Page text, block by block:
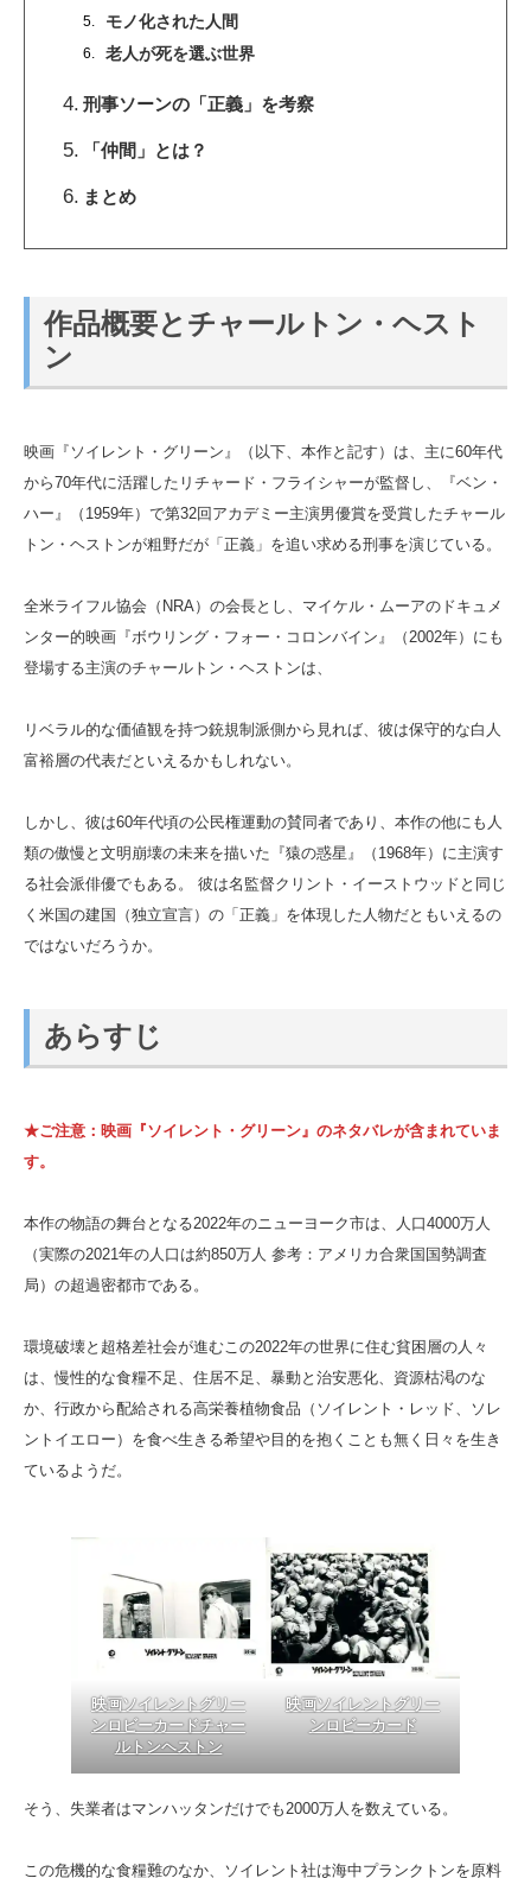
モノ化された人間
老人が死を選ぶ世界
刑事ソーンの「正義」を考察
「仲間」とは？
まとめ
作品概要とチャールトン・ヘスト
ン
映画『ソイレント・グリーン』（以下、本作と記す）は、主に60年代
から70年代に活躍したリチャード・フライシャーが監督し、『ベン・
ハー』（1959年）で第32回アカデミー主演男優賞を受賞したチャール
トン・ヘストンが粗野だが「正義」を追い求める刑事を演じている。
全米ライフル協会（NRA）の会長とし、マイケル・ムーアのドキュメ
ンター的映画『ボウリング・フォー・コロンバイン』（2002年）にも
登場する主演のチャールトン・ヘストンは、
リベラル的な価値観を持つ銃規制派側から見れば、彼は保守的な白人
富裕層の代表だといえるかもしれない。
しかし、彼は60年代頃の公民権運動の賛同者であり、本作の他にも人
類の傲慢と文明崩壊の未来を描いた『猿の惑星』（1968年）に主演す
る社会派俳優でもある。 彼は名監督クリント・イーストウッドと同じ
く米国の建国（独立宣言）の「正義」を体現した人物だともいえるの
ではないだろうか。
あらすじ
★ご注意：映画『ソイレント・グリーン』のネタバレが含まれていま
す。
本作の物語の舞台となる2022年のニューヨーク市は、人口4000万人
（実際の2021年の人口は約850万人 参考：アメリカ合衆国国勢調査
局）の超過密都市である。
環境破壊と超格差社会が進むこの2022年の世界に住む貧困層の人々
は、慢性的な食糧不足、住居不足、暴動と治安悪化、資源枯渇のな
か、行政から配給される高栄養植物食品（ソイレント・レッド、ソレ
ントイエロー）を食べ生きる希望や目的を抱くことも無く日々を生き
ているようだ。
映画ソイレントグリー
ンロビーカードチャー
ルトンヘストン
映画ソイレントグリー
ンロビーカード
そう、失業者はマンハッタンだけでも2000万人を数えている。
この危機的な食糧難のなか、ソイレント社は海中プランクトンを原料